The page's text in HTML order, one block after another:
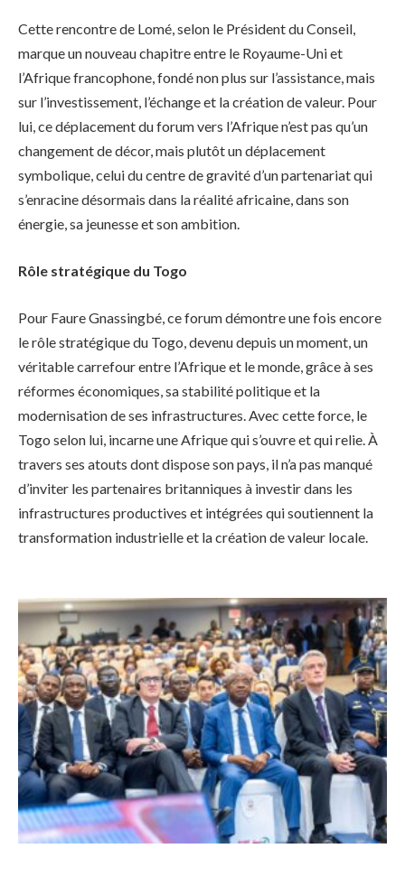
Cette rencontre de Lomé, selon le Président du Conseil,
marque un nouveau chapitre entre le Royaume-Uni et
l’Afrique francophone, fondé non plus sur l’assistance, mais
sur l’investissement, l’échange et la création de valeur. Pour
lui, ce déplacement du forum vers l’Afrique n’est pas qu’un
changement de décor, mais plutôt un déplacement
symbolique, celui du centre de gravité d’un partenariat qui
s’enracine désormais dans la réalité africaine, dans son
énergie, sa jeunesse et son ambition.
Rôle stratégique du Togo
Pour Faure Gnassingbé, ce forum démontre une fois encore
le rôle stratégique du Togo, devenu depuis un moment, un
véritable carrefour entre l’Afrique et le monde, grâce à ses
réformes économiques, sa stabilité politique et la
modernisation de ses infrastructures. Avec cette force, le
Togo selon lui, incarne une Afrique qui s’ouvre et qui relie. À
travers ses atouts dont dispose son pays, il n’a pas manqué
d’inviter les partenaires britanniques à investir dans les
infrastructures productives et intégrées qui soutiennent la
transformation industrielle et la création de valeur locale.